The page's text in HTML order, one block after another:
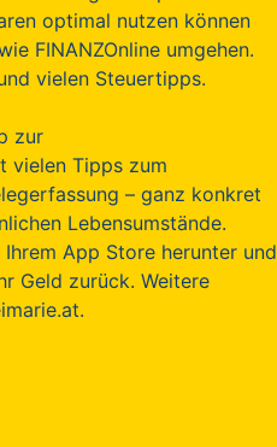
optimal nutzen können
FINANZOnline umgehen.
vielen Steuertipps.
zur
vielen Tipps zum
– ganz konkret
Lebensumstände.
Ihrem App Store herunter und
Geld zurück. Weitere